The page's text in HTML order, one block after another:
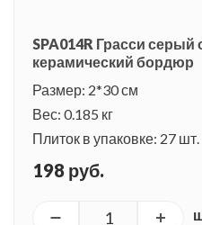
SPA014R Грасси серый
керамический бордюр
Размер: 2*30 см
Вес: 0.185 кг
Плиток в упаковке: 27 шт.
198 руб.